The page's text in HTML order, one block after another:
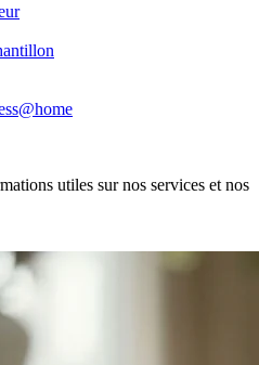
utiles sur nos services et nos